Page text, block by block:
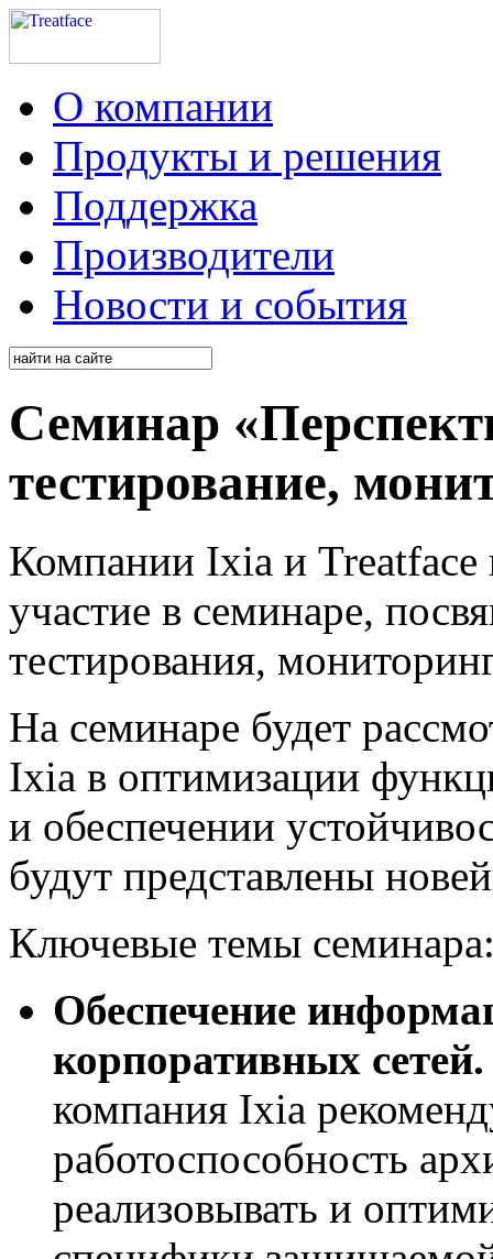
О компании
Продукты и решения
Поддержка
Производители
Новости и события
Семинар
тестирование,
Компании Ixia и Treatface
участие в семинаре,
тестирования,
На семинаре будет
Ixia в оптимизации
и обеспечении
будут представлены
Ключевые темы
Обеспечение
корпоративных сетей.
компания Ixia
работоспособность
реализовывать и